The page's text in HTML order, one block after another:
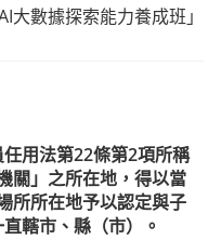
大數據探索能力養成班」
用法第22條第2項所稱
關」之所在地，得以當
所所在地予以認定與子
轄市、縣（市）。